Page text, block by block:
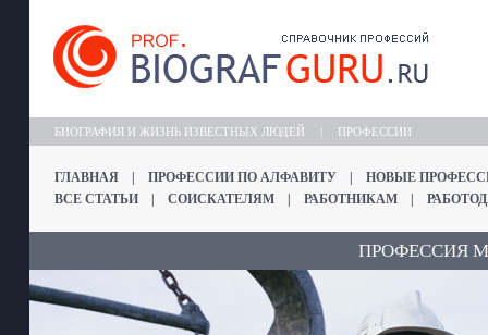
БИОГРАФИЯ И ЖИЗНЬ ИЗВЕСТНЫХ ЛЮДЕЙ ПРОФЕССИИ
ГЛАВНАЯ ПРОФЕССИИ ПО АЛФАВИТУ
НОВЫЕ
ВСЕ СТАТЬИ
СОИСКАТЕЛЯМ РАБОТНИКАМ
ПРОФЕССИЯ